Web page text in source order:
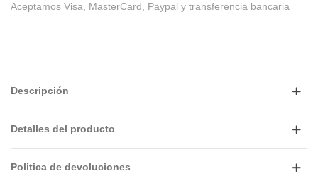
Aceptamos Visa, MasterCard, Paypal y transferencia bancaria
Descripción
Detalles del producto
Politica de devoluciones